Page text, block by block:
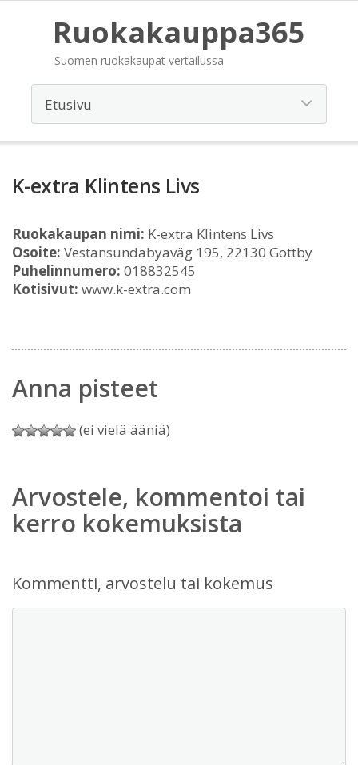
Ruokakauppa365
Suomen ruokakaupat vertailussa
K-extra Klintens Livs
Ruokakaupan nimi: K-extra Klintens Livs
Osoite: Vestansundabyaväg 195, 22130 Gottby
Puhelinnumero: 018832545
Kotisivut: www.k-extra.com
Anna pisteet
(ei vielä ääniä)
Arvostele, kommentoi tai
kerro kokemuksista
Kommentti, arvostelu tai kokemus